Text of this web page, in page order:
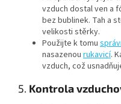
vzduch dostal ven a
bez bublinek. Tah a
velikosti stěrky.
Použijte k tomu
nasazenou rukavicí.
vzduch, což
5. Kontrola